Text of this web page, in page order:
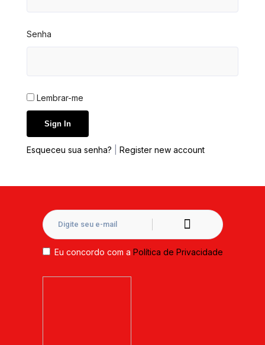
Senha
Lembrar-me
Esqueceu sua senha? Register new account
Eu concordo com a Política de Privacidade